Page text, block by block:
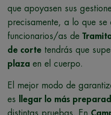
que apoyasen sus
precisamente, a lo que
funcionarios/as de
de corte tendrás que
plaza en el cuerpo.
El mejor modo de
es
llegar lo más
distintas pruebas. En